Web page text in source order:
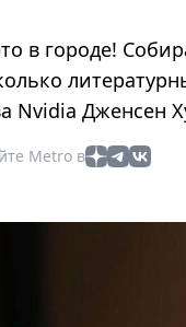
в городе!
Nvidia Дженсен
Metro в